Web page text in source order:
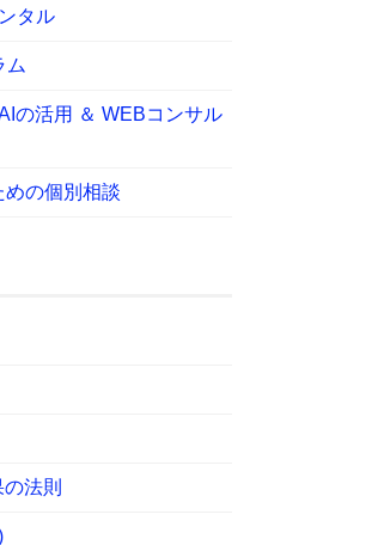
タル
ム
の活用 ＆ WEBコンサル
めの個別相談
法則